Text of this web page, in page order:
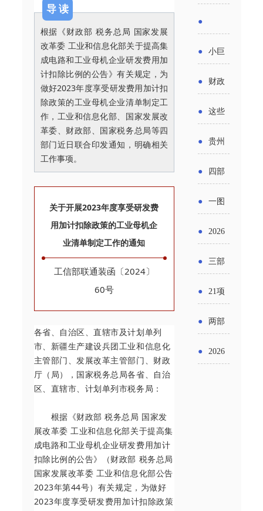
导 读
根据《财政部 税务总局 国家发展
改革委 工业和信息化部关于提高集
成电路和工业母机企业研发费用加
计扣除比例的公告》有关规定，为
做好2023年度享受研发费用加计扣
除政策的工业母机企业清单制定工
作，工业和信息化部、国家发展改
革委、财政部、国家税务总局等四
部门近日联合印发通知，明确相关
工作事项。
关于开展2023年度享受研发费
用加计扣除政策的工业母机企
业清单制定工作的通知
工信部联通装函〔2024〕
60号
各省、自治区、直辖市及计划单列
市、新疆生产建设兵团工业和信息化
主管部门、发展改革主管部门、财政
厅（局），国家税务总局各省、自治
区、直辖市、计划单列市税务局：
根据《财政部 税务总局 国家发
展改革委 工业和信息化部关于提高集
成电路和工业母机企业研发费用加计
扣除比例的公告》（财政部 税务总局
国家发展改革委 工业和信息化部公告
2023年第44号）有关规定，为做好
2023年度享受研发费用加计扣除政策
元！贵
州开展
2026年
轮汽车
销活动
省科技
成果转
化中试
报工作
出台酒
类新规
酒企出
点关注
●
小企业
发展环
境评估
发布
解）
● 小巨
了？工
信部准
备怎么
● 财政
继续实
施专精
特新中
财政奖
● 这些
贷款，
最高可
获1.5%
政贴息
● 贵州
举措激
发各类
经营主
● 四部
求做好
帮扶小
额信贷
● 一图
法及其
实施条
例新变
● 2026
金投向
领域及
申报要
● 三部
五”期间
支持科
● 21项
务培育
● 两部
● 2026